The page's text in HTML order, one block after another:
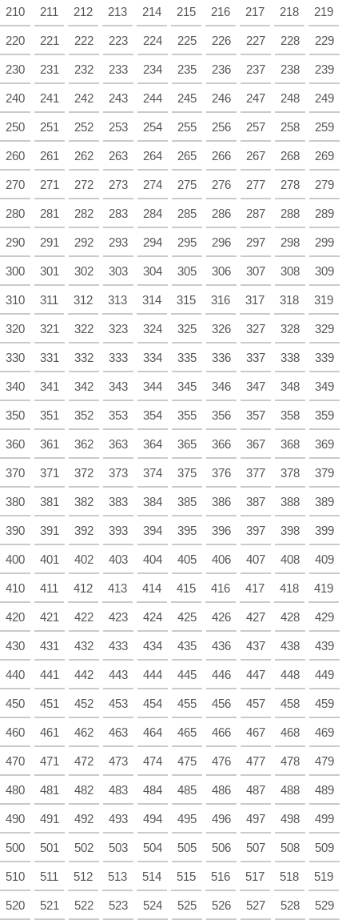
210 211 212 213 214 215 216 217 218 219
220 221 222 223 224 225 226 227 228 229
230 231 232 233 234 235 236 237 238 239
240 241 242 243 244 245 246 247 248 249
250 251 252 253 254 255 256 257 258 259
260 261 262 263 264 265 266 267 268 269
270 271 272 273 274 275 276 277 278 279
280 281 282 283 284 285 286 287 288 289
290 291 292 293 294 295 296 297 298 299
300 301 302 303 304 305 306 307 308 309
310 311 312 313 314 315 316 317 318 319
320 321 322 323 324 325 326 327 328 329
330 331 332 333 334 335 336 337 338 339
340 341 342 343 344 345 346 347 348 349
350 351 352 353 354 355 356 357 358 359
360 361 362 363 364 365 366 367 368 369
370 371 372 373 374 375 376 377 378 379
380 381 382 383 384 385 386 387 388 389
390 391 392 393 394 395 396 397 398 399
400 401 402 403 404 405 406 407 408 409
410 411 412 413 414 415 416 417 418 419
420 421 422 423 424 425 426 427 428 429
430 431 432 433 434 435 436 437 438 439
440 441 442 443 444 445 446 447 448 449
450 451 452 453 454 455 456 457 458 459
460 461 462 463 464 465 466 467 468 469
470 471 472 473 474 475 476 477 478 479
480 481 482 483 484 485 486 487 488 489
490 491 492 493 494 495 496 497 498 499
500 501 502 503 504 505 506 507 508 509
510 511 512 513 514 515 516 517 518 519
520 521 522 523 524 525 526 527 528 529